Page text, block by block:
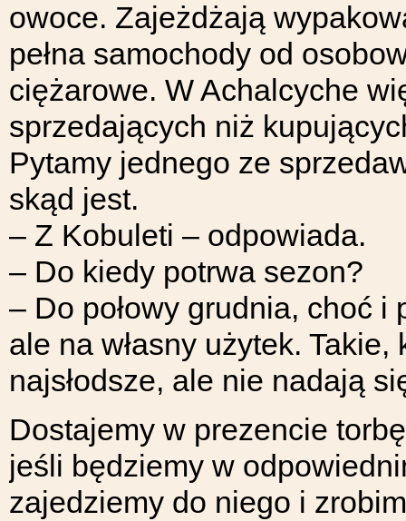
owoce. Zajeżdżają
pełna samochody od
ciężarowe. W Achalcyche
sprzedających niż
Pytamy jednego ze
skąd jest.
– Z Kobuleti – odpowiada.
– Do kiedy potrwa sezon?
– Do połowy grudnia, choć
ale na własny użytek.
najsłodsze, ale nie nadają
Dostajemy w prezencie
jeśli będziemy w
zajedziemy do niego i